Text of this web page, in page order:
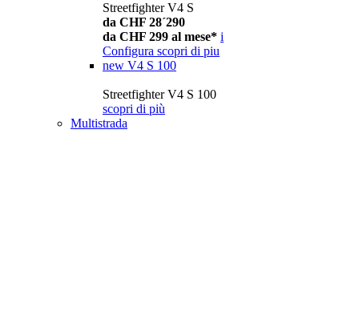
Streetfighter V4 S
da CHF 28´290
da CHF 299 al mese* i
Configura scopri di piu
new V4 S 100
Streetfighter V4 S 100
scopri di più
Multistrada